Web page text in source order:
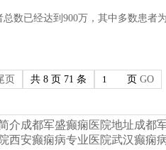
已经达到900万，其中多数患者
页 共 8 页 71 条 页 GO
介成都军盛癫痫医院地址成都
西安癫痫病专业医院武汉癫痫